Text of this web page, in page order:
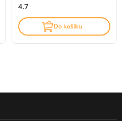
4.7
Do košíku